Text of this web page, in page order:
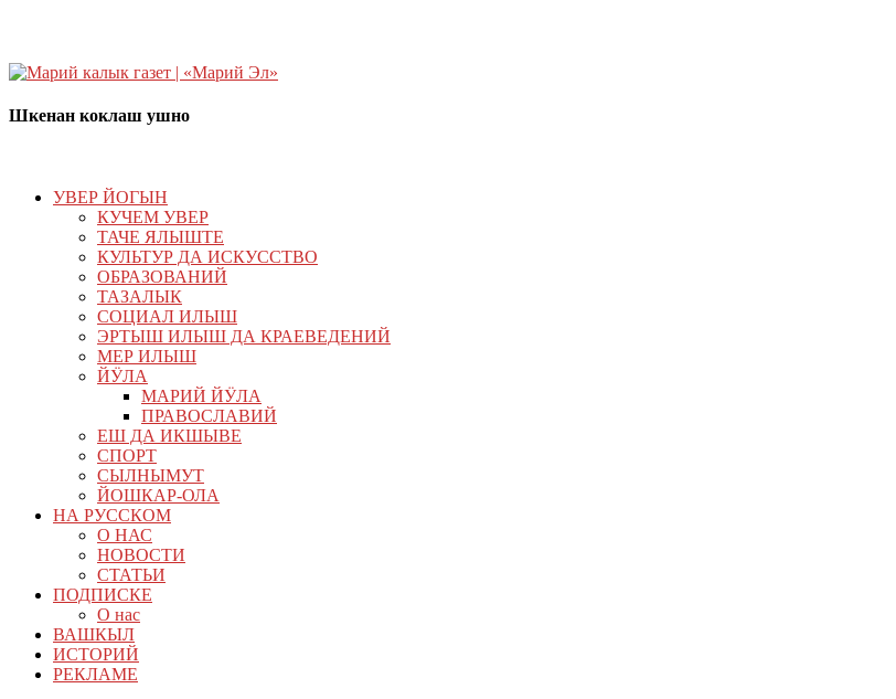
Шкенан коклаш ушно
УВЕР ЙОГЫН
КУЧЕМ УВЕР
ТАЧЕ ЯЛЫШТЕ
КУЛЬТУР ДА ИСКУССТВО
ОБРАЗОВАНИЙ
ТАЗАЛЫК
СОЦИАЛ ИЛЫШ
ЭРТЫШ ИЛЫШ ДА КРАЕВЕДЕНИЙ
МЕР ИЛЫШ
ЙӰЛА
МАРИЙ ЙӰЛА
ПРАВОСЛАВИЙ
ЕШ ДА ИКШЫВЕ
СПОРТ
СЫЛНЫМУТ
ЙОШКАР-ОЛА
НА РУССКОМ
О НАС
НОВОСТИ
СТАТЬИ
ПОДПИСКЕ
О нас
ВАШКЫЛ
ИСТОРИЙ
РЕКЛАМЕ